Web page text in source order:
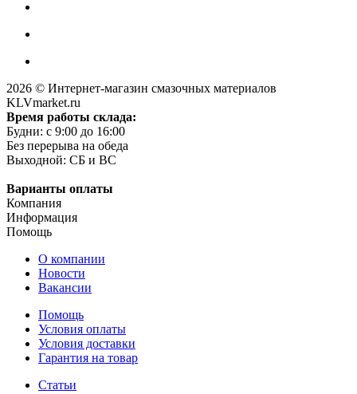
2026 © Интернет-магазин смазочных материалов
KLVmarket.ru
Время работы склада:
Будни: c 9:00 до 16:00
Без перерыва на обеда
Выходной: СБ и ВС
Варианты оплаты
Компания
Информация
Помощь
О компании
Новости
Вакансии
Помощь
Условия оплаты
Условия доставки
Гарантия на товар
Статьи